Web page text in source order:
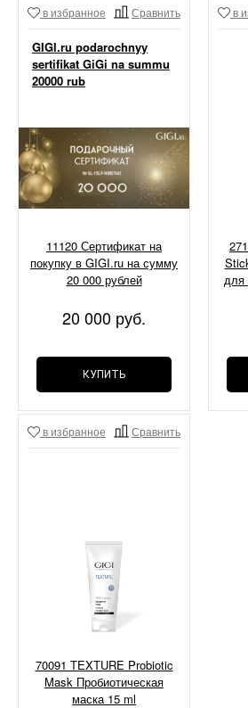
в избранное Сравнить
GIGI.ru podarochnyy
sertifikat GiGi na summu
20000 rub
11120 Сертификат на
покупку в GIGI.ru на сумму
20 000 рублей
20 000 руб.
КУПИТЬ
в
для
в избранное Сравнить
70091 TEXTURE Probiotic
Mask Пробиотическая
маска 15 ml